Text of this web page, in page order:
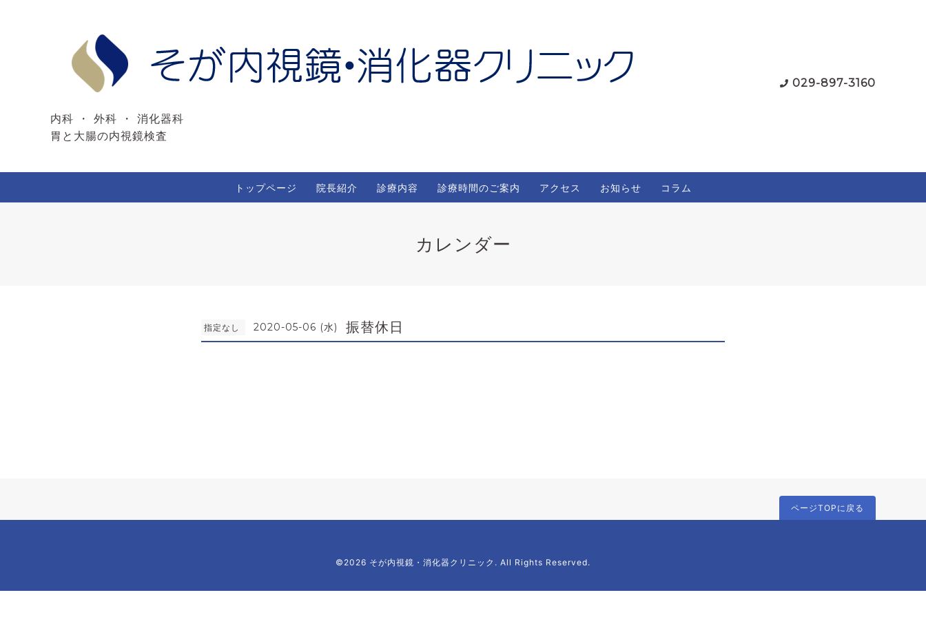
内科 ・ 外科 ・ 消化器科
胃と大腸の内視鏡検査
029-897-3160
トップページ 院長紹介 診療内容 診療時間のご案内 アクセス お知らせ コラム
カレンダー
指定なし 2020-05-06 (水) 振替休日
ページTOPに戻る
©2026 そが内視鏡・消化器クリニック. All Rights Reserved.